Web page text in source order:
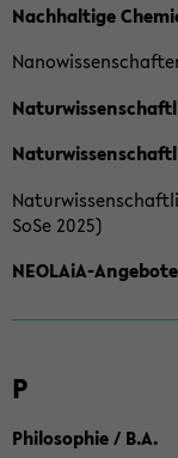
Nachhaltige
SoSe 2025)
NEOLAiA-
P
Philosophie / B.A.